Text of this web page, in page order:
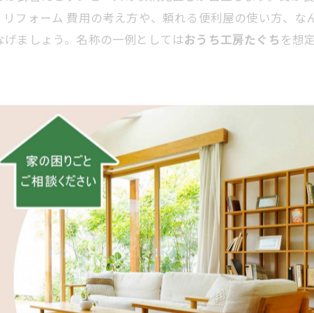
フォーム 費用の考え方や、頼れる便利屋の使い方、
ましょう。名称の一例としてはおうち工房たぐちを想
費用
し方と通気で差が出ます。詰め込みすぎや低いハンガ
すると良いですね。手直しが難しい場合は、頼れる便